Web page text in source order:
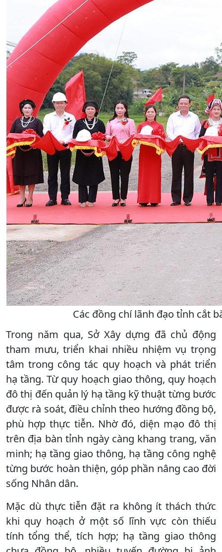
Các đồng chí lãnh đạo tỉnh cắt
Trong năm qua, Sở Xây dựng đã chủ động
tham mưu, triển khai nhiều nhiệm vụ trọng
tâm trong công tác quy hoạch và phát triển
hạ tầng. Từ quy hoạch giao thông, quy hoạch
đô thị đến quản lý hạ tầng kỹ thuật từng bước
được rà soát, điều chỉnh theo hướng đồng bộ,
phù hợp thực tiễn. Nhờ đó, diện mạo đô thị
trên địa bàn tỉnh ngày càng khang trang, văn
minh; hạ tầng giao thông, hạ tầng công nghệ
từng bước hoàn thiện, góp phần nâng cao đời
sống Nhân dân.
Mặc dù thực tiễn đặt ra không ít thách thức
khi quy hoạch ở một số lĩnh vực còn thiếu
tính tổng thể, tích hợp; hạ tầng giao thông